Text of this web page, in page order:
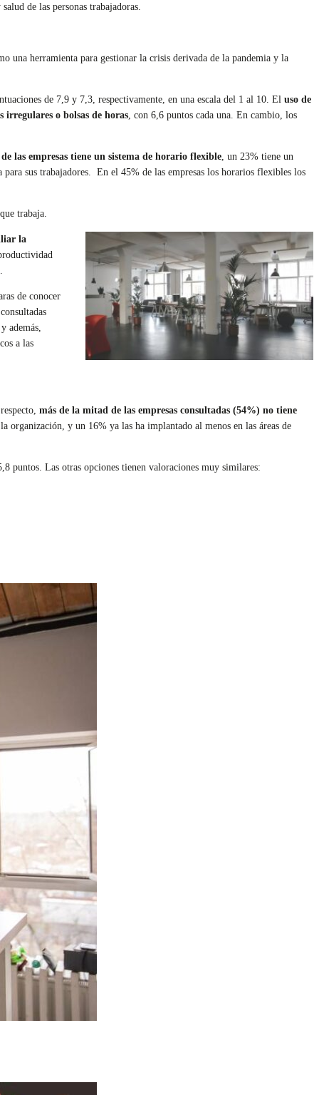
de las personas trabajadoras.
una herramienta para gestionar la crisis derivada de la pandemia y la
de 7,9 y 7,3, respectivamente, en una escala del 1 al 10. El uso de
o bolsas de horas , con 6,6 puntos cada una. En cambio, los
las empresas tiene un sistema de horario flexible , un 23% tiene un
sus trabajadores. En el 45% de las empresas los horarios flexibles los
trabaja.
la
de conocer
además,
a las
más de la mitad de las empresas consultadas (54%) no tiene
organización, y un 16% ya las ha implantado al menos en las áreas de
puntos. Las otras opciones tienen valoraciones muy similares: